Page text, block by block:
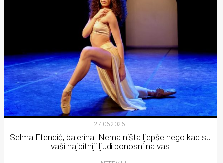
27.06.2026.
Selma Efendić, balerina: Nema ništa ljepše nego kad su
vaši najbitniji ljudi ponosni na vas